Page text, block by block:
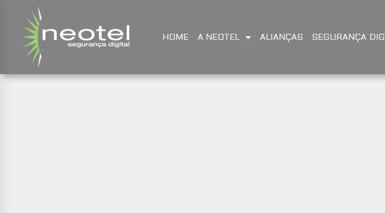
HOME A NEOTEL ALIANÇAS SEGURANÇA